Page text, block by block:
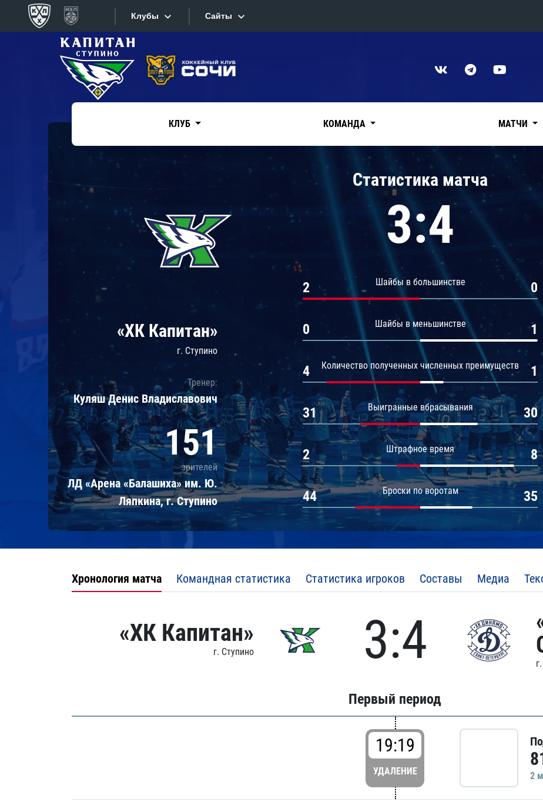
Клубы
Конференция «Запад»
Дивизион Боброва
Дивизион Тарасова
Динамо Мн
Динамо М
Локомотив
Шанхайские Драконы
Ак Барс
Дивизион Чернышева
Амур
Барыс
Сибирь
Сайты
Сайты
Текстовые трансляции
Фотобанк
Приложение КХЛ
КЛУБ КОМАНДА МАТЧИ
«ХК Капитан»
г. Ступино
Тренер:
Куляш Денис Владиславович
151
зрителей
ЛД «Арена «Балашиха» им. Ю.
Ляпкина, г. Ступино
Статистика матча
3:4
Шайбы в большинстве
2 0
Шайбы в меньшинстве
0 1
Количество полученных численных преимуществ
4 1
Выигранные вбрасывания
31 30
Штрафное время
2 8
Броски по воротам
44 35
Хронология матча Командная статистика Статистика игроков Составы Медиа
«ХК Капитан»
г. Ступино 3:4
Первый период
19:19
УДАЛЕНИЕ 2